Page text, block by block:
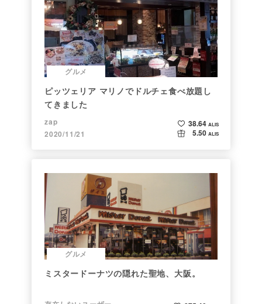
グルメ
ピッツェリア マリノでドルチェ食べ放題し
てきました
zap
2020/11/21
38.64 ALIS
5.50 ALIS
グルメ
ミスタードーナツの隠れた聖地、大阪。